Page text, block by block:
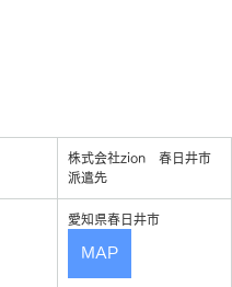
株式会社zion　春日井市
派遣先
愛知県春日井市
MAP